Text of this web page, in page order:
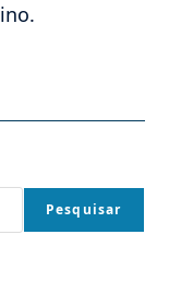
Pesquisar